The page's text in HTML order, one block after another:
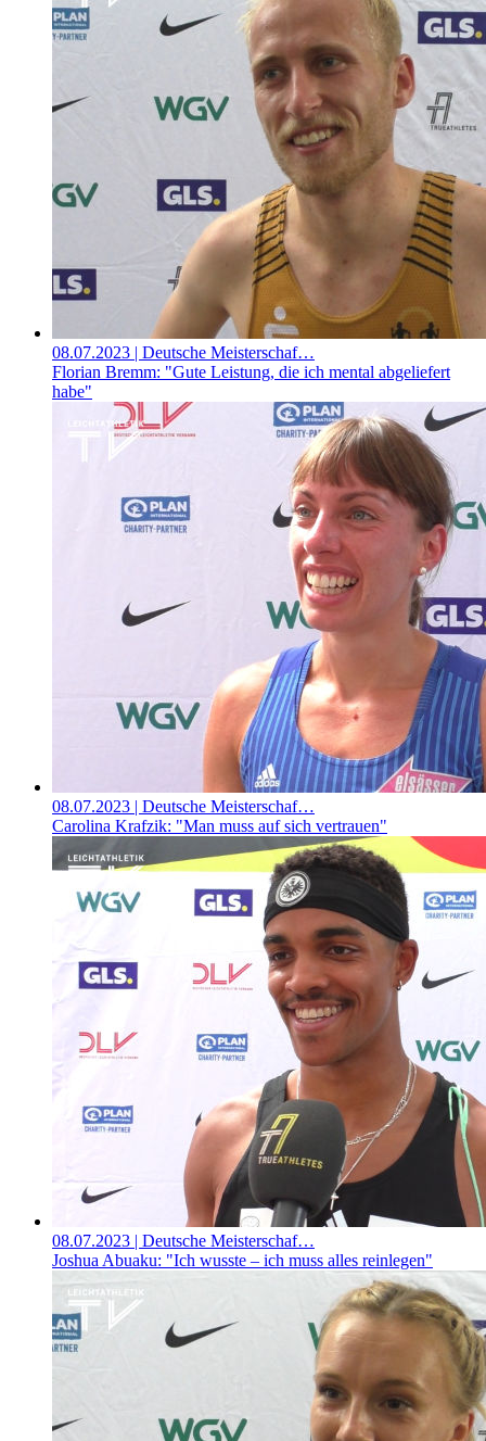
08.07.2023 | Deutsche Meisterschaf…
Florian Bremm: "Gute Leistung, die ich mental abgeliefert
habe"
08.07.2023 | Deutsche Meisterschaf…
Carolina Krafzik: "Man muss auf sich vertrauen"
08.07.2023 | Deutsche Meisterschaf…
Joshua Abuaku: "Ich wusste – ich muss alles reinlegen"